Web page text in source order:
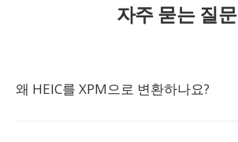
자주 묻는 질문
왜 HEIC를 XPM으로 변환하나요?